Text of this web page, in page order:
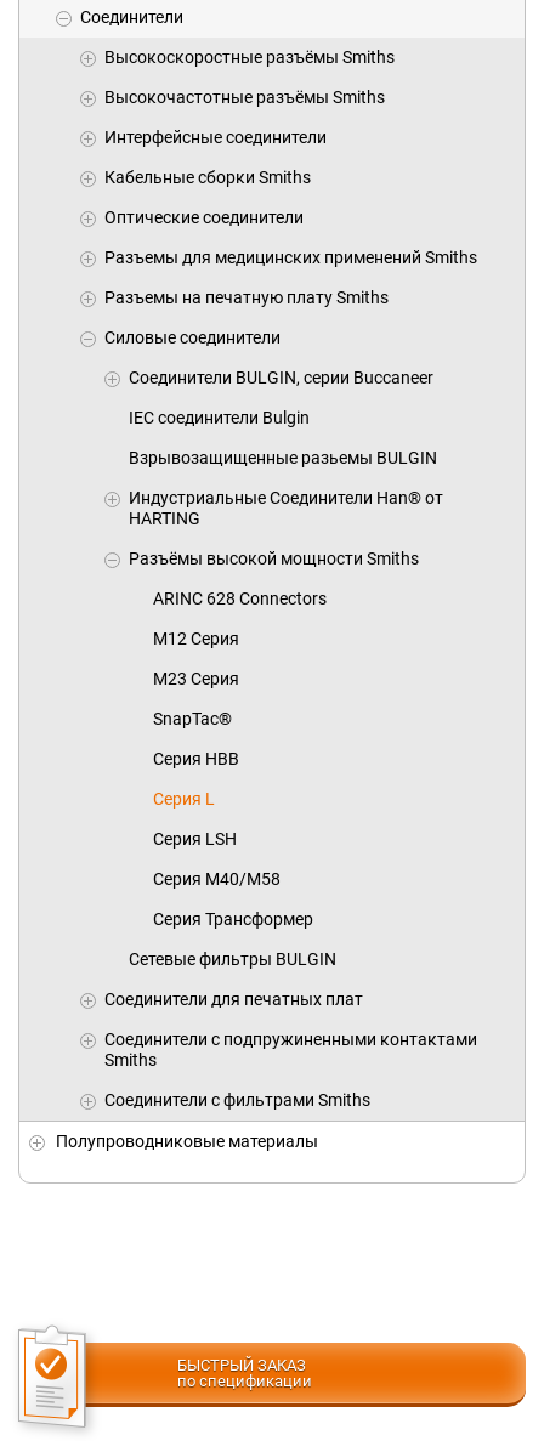
Соединители
Высокоскоростные разъёмы Smiths
Высокочастотные разъёмы Smiths
Интерфейсные соединители
Кабельные сборки Smiths
Оптические соединители
Разъемы для медицинских применений Smiths
Разъемы на печатную плату Smiths
Силовые соединители
Cоединители BULGIN, серии Buccaneer
IEC соединители Bulgin
Взрывозащищенные разьемы BULGIN
Индустриальные Соединители Han® от
HARTING
Разъёмы высокой мощности Smiths
ARINC 628 Connectors
M12 Серия
M23 Серия
SnapTac®
Серия HBB
Серия L
Серия LSH
Серия M40/M58
Серия Трансформер
Сетевые фильтры BULGIN
Соединители для печатных плат
Соединители с подпружиненными контактами
Smiths
Соединители с фильтрами Smiths
Полупроводниковые материалы
БЫСТРЫЙ ЗАКАЗ
по спецификации